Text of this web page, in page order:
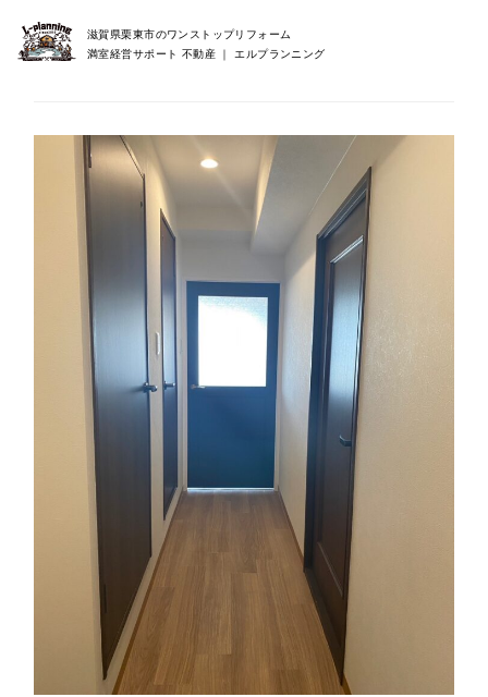
滋賀県栗東市のワンストップリフォーム
満室経営サポート 不動産 ｜ エルプランニング